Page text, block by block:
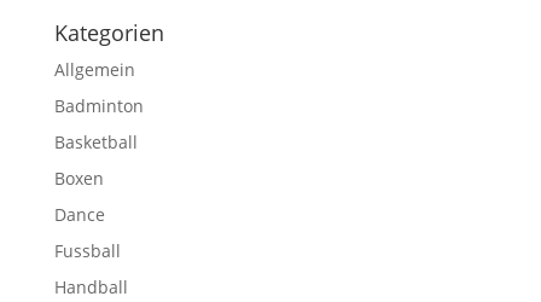
Kategorien
Allgemein
Badminton
Basketball
Boxen
Dance
Fussball
Handball